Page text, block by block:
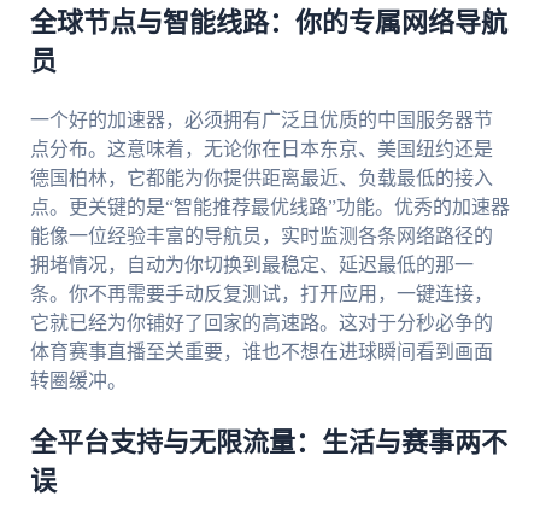
全球节点与智能线路：你的专属网络导航
员
一个好的加速器，必须拥有广泛且优质的中国服务器节
点分布。这意味着，无论你在日本东京、美国纽约还是
德国柏林，它都能为你提供距离最近、负载最低的接入
点。更关键的是“智能推荐最优线路”功能。优秀的加速器
能像一位经验丰富的导航员，实时监测各条网络路径的
拥堵情况，自动为你切换到最稳定、延迟最低的那一
条。你不再需要手动反复测试，打开应用，一键连接，
它就已经为你铺好了回家的高速路。这对于分秒必争的
体育赛事直播至关重要，谁也不想在进球瞬间看到画面
转圈缓冲。
全平台支持与无限流量：生活与赛事两不
误